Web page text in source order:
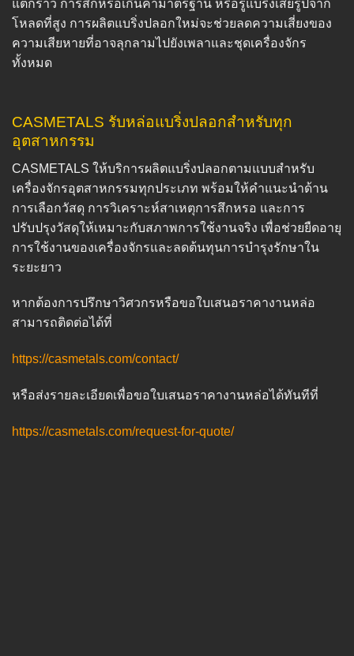
แตกร้าว การสึกหรอเกินค่ามาตรฐาน หรือรูแบริ่งเสียรูปจาก
โหลดที่สูง การผลิตแบริ่งปลอกใหม่จะช่วยลดความเสี่ยงของ
ความเสียหายที่อาจลุกลามไปยังเพลาและชุดเครื่องจักร
ทั้งหมด
CASMETALS รับหล่อแบริ่งปลอกสำหรับทุก
อุตสาหกรรม
CASMETALS ให้บริการผลิตแบริ่งปลอกตามแบบสำหรับ
เครื่องจักรอุตสาหกรรมทุกประเภท พร้อมให้คำแนะนำด้าน
การเลือกวัสดุ การวิเคราะห์สาเหตุการสึกหรอ และการ
ปรับปรุงวัสดุให้เหมาะกับสภาพการใช้งานจริง เพื่อช่วยยืดอายุ
การใช้งานของเครื่องจักรและลดต้นทุนการบำรุงรักษาใน
ระยะยาว
หากต้องการปรึกษาวิศวกรหรือขอใบเสนอราคางานหล่อ
สามารถติดต่อได้ที่
https://casmetals.com/contact/
หรือส่งรายละเอียดเพื่อขอใบเสนอราคางานหล่อได้ทันทีที่
https://casmetals.com/request-for-quote/